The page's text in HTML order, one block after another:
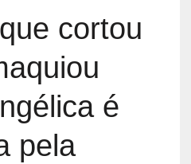
cortou
é
pela